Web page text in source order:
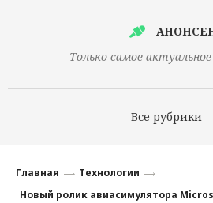
Только самое
Все рубрики
Финансы
Главная
Технологии
Новый ролик авиасимулятора